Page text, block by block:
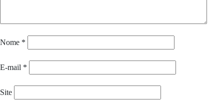
Nome *
E-mail *
Site